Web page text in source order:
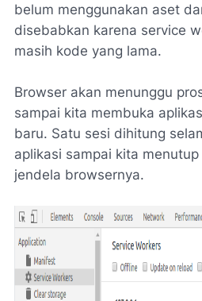
belum menggunakan aset
disebabkan karena service
masih kode yang lama.
Browser akan menunggu
sampai kita membuka
baru. Satu sesi dihitung
aplikasi sampai kita
jendela browsernya.